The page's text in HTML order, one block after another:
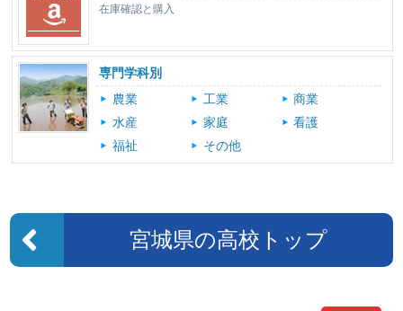
在庫確認と購入
専門学科別
農業
工業
商業
水産
家庭
看護
福祉
その他
宮城県の高校トップ